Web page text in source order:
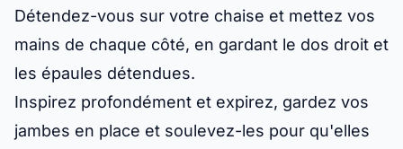
Détendez-vous sur votre chaise et mettez vos
mains de chaque côté, en gardant le dos droit et
les épaules détendues.
Inspirez profondément et expirez, gardez vos
jambes en place et soulevez-les pour qu'elles